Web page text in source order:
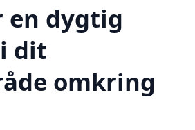
en dygtig
dit
omkring